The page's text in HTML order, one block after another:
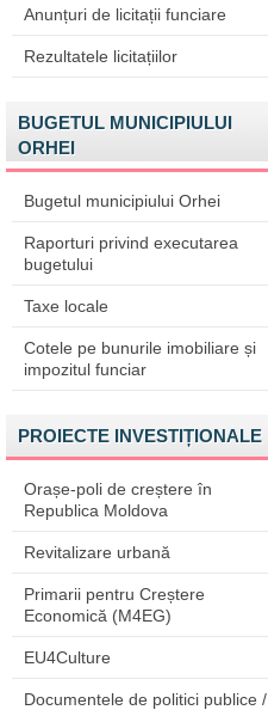
Anunțuri de licitații funciare
Rezultatele licitațiilor
BUGETUL MUNICIPIULUI
ORHEI
Bugetul municipiului Orhei
Raporturi privind executarea
bugetului
Taxe locale
Cotele pe bunurile imobiliare și
impozitul funciar
PROIECTE INVESTIȚIONALE
Orașe-poli de creștere în
Republica Moldova
Revitalizare urbană
Primarii pentru Creștere
Economică (M4EG)
EU4Culture
Documentele de politici publice /